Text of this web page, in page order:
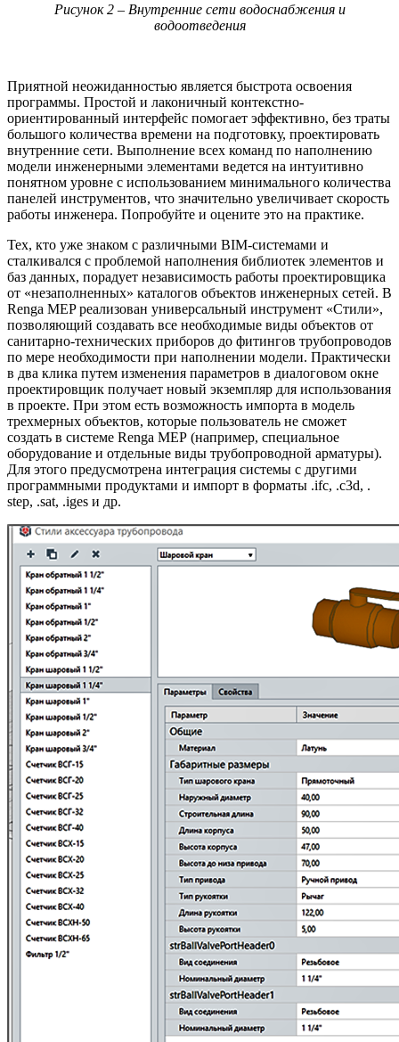
Рисунок 2 – Внутренние сети водоснабжения и
водоотведения
Приятной неожиданностью является быстрота освоения
программы. Простой и лаконичный контекстно-
ориентированный интерфейс помогает эффективно, без траты
большого количества времени на подготовку, проектировать
внутренние сети. Выполнение всех команд по наполнению
модели инженерными элементами ведется на интуитивно
понятном уровне с использованием минимального количества
панелей инструментов, что значительно увеличивает скорость
работы инженера. Попробуйте и оцените это на практике.
Тех, кто уже знаком с различными BIM-системами и
сталкивался с проблемой наполнения библиотек элементов и
баз данных, порадует независимость работы проектировщика
от «незаполненных» каталогов объектов инженерных сетей. В
Renga MEP реализован универсальный инструмент «Стили»,
позволяющий создавать все необходимые виды объектов от
санитарно-технических приборов до фитингов трубопроводов
по мере необходимости при наполнении модели. Практически
в два клика путем изменения параметров в диалоговом окне
проектировщик получает новый экземпляр для использования
в проекте. При этом есть возможность импорта в модель
трехмерных объектов, которые пользователь не сможет
создать в системе Renga МЕР (например, специальное
оборудование и отдельные виды трубопроводной арматуры).
Для этого предусмотрена интеграция системы с другими
программными продуктами и импорт в форматы .ifc, .c3d, .
step, .sat, .iges и др.